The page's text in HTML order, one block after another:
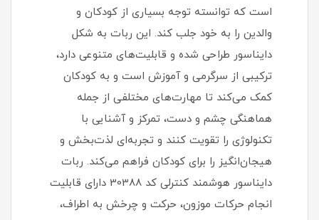
است که توانسته توجه بسیاری از کودکان و
والدین را به خود جلب کند. این ربات به شکل
دایناسور طراحی شده و قابلیت‌های متنوعی دارد،
ترکیبی از سرگرمی و آموزش است و به کودکان
کمک می‌کند تا مهارت‌های مختلفی از جمله
هماهنگی چشم و دست، تمرکز و آشنایی با
تکنولوژی را تقویت کنند و تجربه‌ای لذت‌بخش و
هیجان‌انگیز را برای کودکان فراهم می‌کند. ربات
دایناسور هوشمند کنترلی کد 30388 دارای قابلیت
انجام حرکات موزون، حرکت و چرخش به اطراف،